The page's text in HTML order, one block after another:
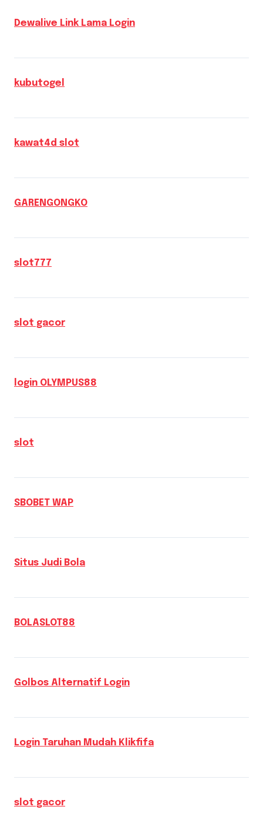
Dewalive Link Lama Login
kubutogel
kawat4d slot
GARENGONGKO
slot777
slot gacor
login OLYMPUS88
slot
SBOBET WAP
Situs Judi Bola
BOLASLOT88
Golbos Alternatif Login
Login Taruhan Mudah Klikfifa
slot gacor